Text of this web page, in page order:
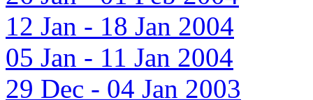
12 Jan - 18 Jan 2004
05 Jan - 11 Jan 2004
29 Dec - 04 Jan 2003